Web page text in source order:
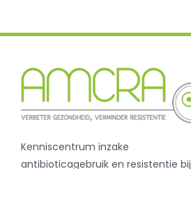
Kenniscentrum inzake
antibioticagebruik en resistentie bij